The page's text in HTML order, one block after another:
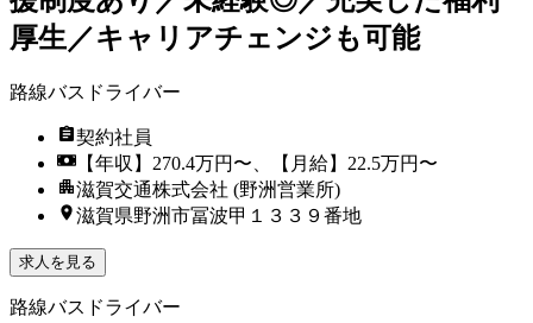
厚生／キャリアチェンジも可能
路線バスドライバー
契約社員
【年収】270.4万円〜、【月給】22.5万円〜
滋賀交通株式会社 (野洲営業所)
滋賀県野洲市冨波甲１３３９番地
求人を見る
路線バスドライバー